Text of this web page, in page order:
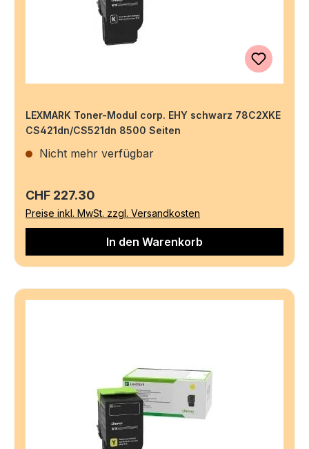
LEXMARK Toner-Modul corp. EHY schwarz 78C2XKE
CS421dn/CS521dn 8500 Seiten
Nicht mehr verfügbar
Regulärer Preis:
CHF 227.30
Preise inkl. MwSt. zzgl. Versandkosten
In den Warenkorb